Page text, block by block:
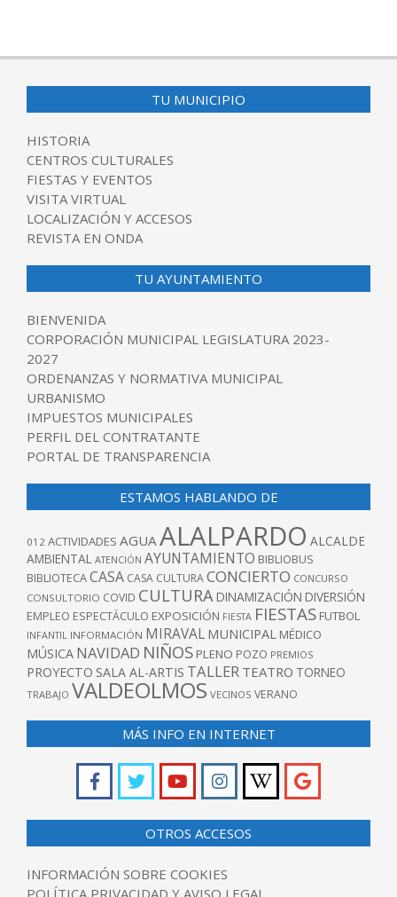
TU MUNICIPIO
HISTORIA
CENTROS CULTURALES
FIESTAS Y EVENTOS
VISITA VIRTUAL
LOCALIZACIÓN Y ACCESOS
REVISTA EN ONDA
TU AYUNTAMIENTO
BIENVENIDA
CORPORACIÓN MUNICIPAL LEGISLATURA 2023-
2027
ORDENANZAS Y NORMATIVA MUNICIPAL
URBANISMO
IMPUESTOS MUNICIPALES
PERFIL DEL CONTRATANTE
PORTAL DE TRANSPARENCIA
ESTAMOS HABLANDO DE
012 ACTIVIDADES AGUAALALPARDO ALCALDE
AMBIENTAL ATENCIÓN AYUNTAMIENTO BIBLIOBUS
BIBLIOTECACASA CASA CULTURACONCIERTO CONCURSO
CONSULTORIO COVID CULTURA DINAMIZACIÓN DIVERSIÓN
EMPLEO ESPECTÁCULO EXPOSICIÓN FIESTA FIESTAS FUTBOL
INFANTIL INFORMACIÓN MIRAVAL MUNICIPAL MÉDICO
MÚSICA NAVIDAD NIÑOS PLENO POZO PREMIOS
PROYECTO SALA AL-ARTIS TALLER TEATRO TORNEO
TRABAJO VALDEOLMOS VECINOS VERANO
MÁS INFO EN INTERNET
OTROS ACCESOS
INFORMACIÓN SOBRE COOKIES